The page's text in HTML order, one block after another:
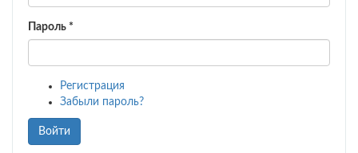
Пароль *
Регистрация
Забыли пароль?
Войти